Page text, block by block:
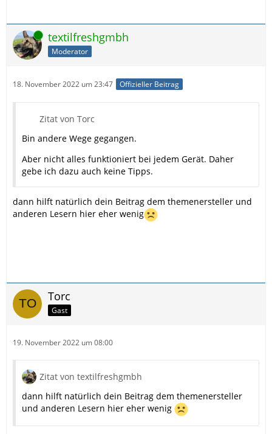
Online textilfreshgmbh
Moderator
18. November 2022 um 23:47 Offizieller Beitrag
Zitat von Torc
Bin andere Wege gegangen.
Aber nicht alles funktioniert bei jedem Gerät. Daher
gebe ich dazu auch keine Tipps.
dann hilft natürlich dein Beitrag dem themenersteller und
anderen Lesern hier eher wenig
Torc
Gast
19. November 2022 um 08:00
Zitat von textilfreshgmbh
dann hilft natürlich dein Beitrag dem themenersteller
und anderen Lesern hier eher wenig